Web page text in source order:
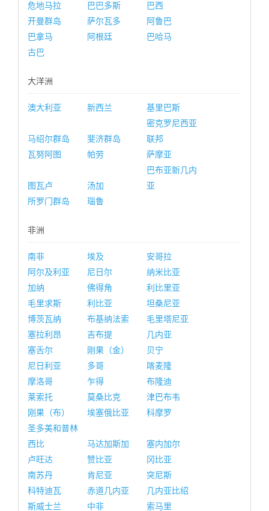
危地马拉
巴巴多斯
巴西
开曼群岛
萨尔瓦多
阿鲁巴
巴拿马
阿根廷
巴哈马
古巴
大洋洲
澳大利亚 新西兰 基里巴斯
马绍尔群岛 斐济群岛
密克罗尼西亚
联邦
瓦努阿图
帕劳 萨摩亚
图瓦卢 汤加
巴布亚新几内
亚
所罗门群岛
瑙鲁
非洲
南非 埃及
安哥拉
阿尔及利亚
尼日尔
纳米比亚
加纳
佛得角
利比里亚
毛里求斯
利比亚
坦桑尼亚
博茨瓦纳
布基纳法索
毛里塔尼亚
塞拉利昂
吉布提
几内亚
塞舌尔
刚果（金）
贝宁
尼日利亚
多哥
喀麦隆
摩洛哥
乍得
布隆迪
莱索托
莫桑比克
津巴布韦
刚果（布）
埃塞俄比亚
科摩罗
圣多美和普林
西比
马达加斯加
塞内加尔
卢旺达
赞比亚
冈比亚
南苏丹
肯尼亚
突尼斯
科特迪瓦
赤道几内亚
几内亚比绍
斯威士兰
中非 索马里